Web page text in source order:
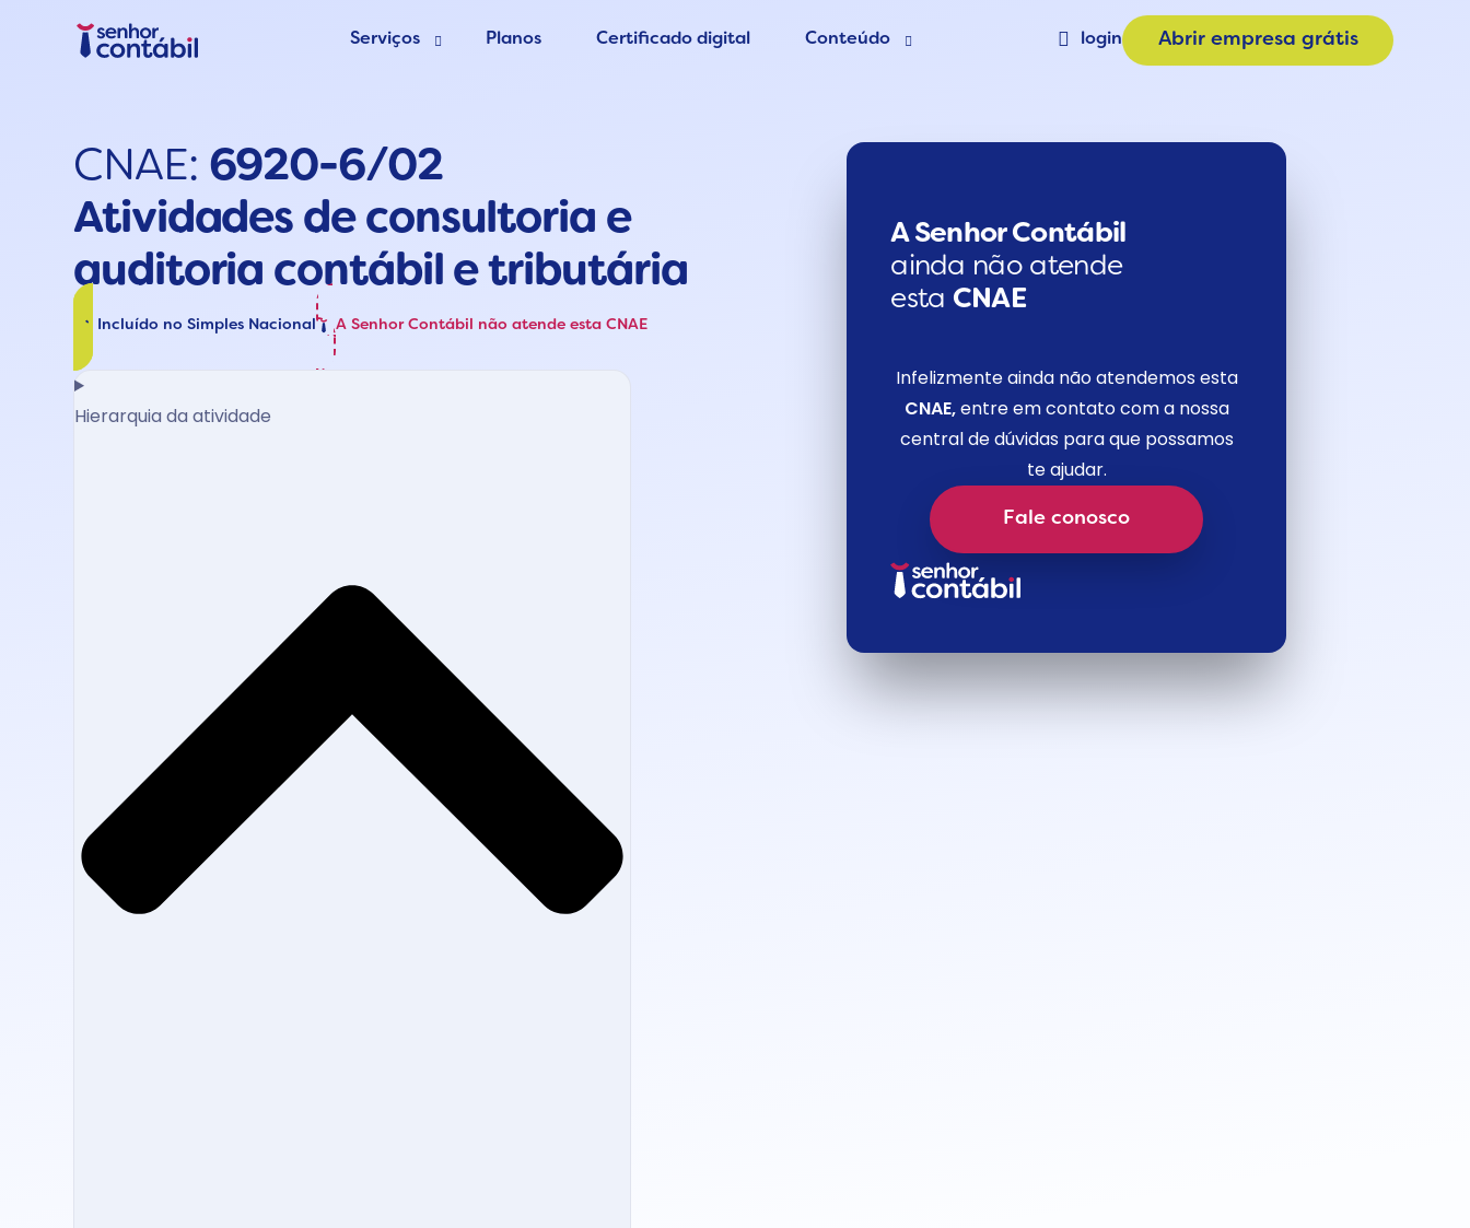
Serviços
Trocar de Contador
Deixar de ser MEI
Planos Certificado digital Conteúdo
Contabilidade Online
Consulta CNAE
login Abrir empresa grátis
CNAE: 6920-6/02
Atividades de consultoria e
auditoria contábil e tributária
Incluído no Simples Nacional A Senhor Contábil não atende esta CNAE
Hierarquia da atividade
A Senhor Contábil
ainda não atende
esta CNAE
Infelizmente ainda não atendemos esta
CNAE,entre em contato com a nossa
central de dúvidas para que possamos
te ajudar.
Fale conosco